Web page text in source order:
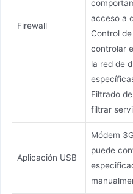
Firewall
acceso a
Control
controlar
la red de
Filtrado
filtrar
Aplicación USB
Módem
puede